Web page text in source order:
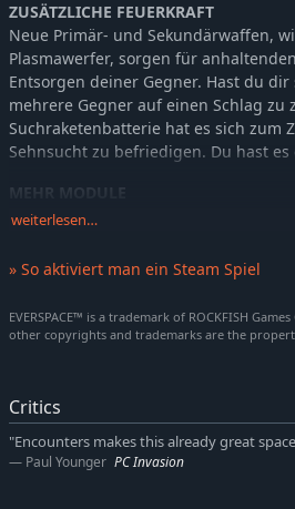
ZUSÄTZLICHE FEUERKRAFT
Neue Primär- und Sekundärwaffen,
Plasmawerfer, sorgen für
Entsorgen deiner Gegner. Hast du
mehrere Gegner auf einen Schlag zu
Suchraketenbatterie hat es sich zum
Sehnsucht zu befriedigen. Du hast
MEHR MODULE
EMP- und Holo-Generatoren?
Überleben im Cluster 34... so schwer
DER LETZTE SCHLIFF
kannst du dein Schiff mit mächtigen
Ressourcen umwandeln und dein
durch kostenlose Reparaturen noch
weiterlesen…
» So aktiviert man ein Steam Spiel
EVERSPACE™ is a trademark of ROCKFISH
other copyrights and trademarks are the
Critics
"Encounters makes this already great
Paul Younger PC Invasion